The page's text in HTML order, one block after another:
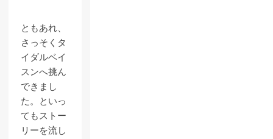
ともあれ、
さっそくタ
イダルベイ
スンへ挑ん
できまし
た。といっ
てもストー
リーを流し